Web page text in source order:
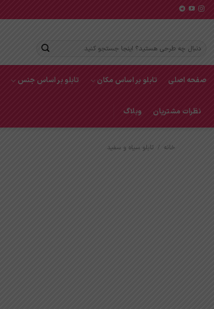
Skip
to
جستجو
صفحه اصلی تابلو بر اساس مکان تابلو بر اساس جنس
نظرات مشتریان وبلاگ
خانه / تابلو سیاه و سفید